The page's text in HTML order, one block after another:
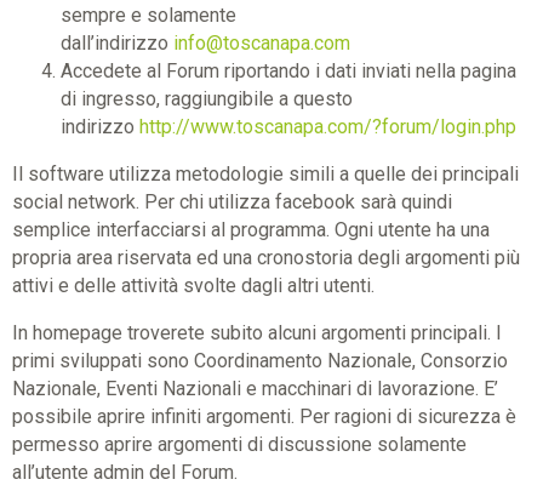
sempre e solamente
dall’indirizzo info@toscanapa.com
Accedete al Forum riportando i dati inviati nella pagina
di ingresso, raggiungibile a questo
indirizzo http://www.toscanapa.com/?forum/login.php
Il software utilizza metodologie simili a quelle dei principali
social network. Per chi utilizza facebook sarà quindi
semplice interfacciarsi al programma. Ogni utente ha una
propria area riservata ed una cronostoria degli argomenti più
attivi e delle attività svolte dagli altri utenti.
In homepage troverete subito alcuni argomenti principali. I
primi sviluppati sono Coordinamento Nazionale, Consorzio
Nazionale, Eventi Nazionali e macchinari di lavorazione. E’
possibile aprire infiniti argomenti. Per ragioni di sicurezza è
permesso aprire argomenti di discussione solamente
all’utente admin del Forum.